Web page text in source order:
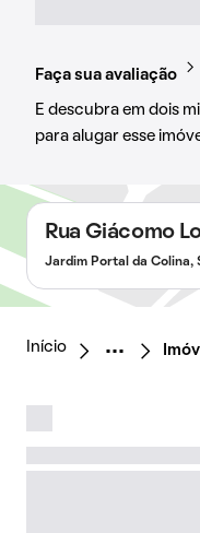
Faça sua avaliação
E descubra em dois
para alugar esse
Rua Giácomo
Jardim Portal da Colina,
Início